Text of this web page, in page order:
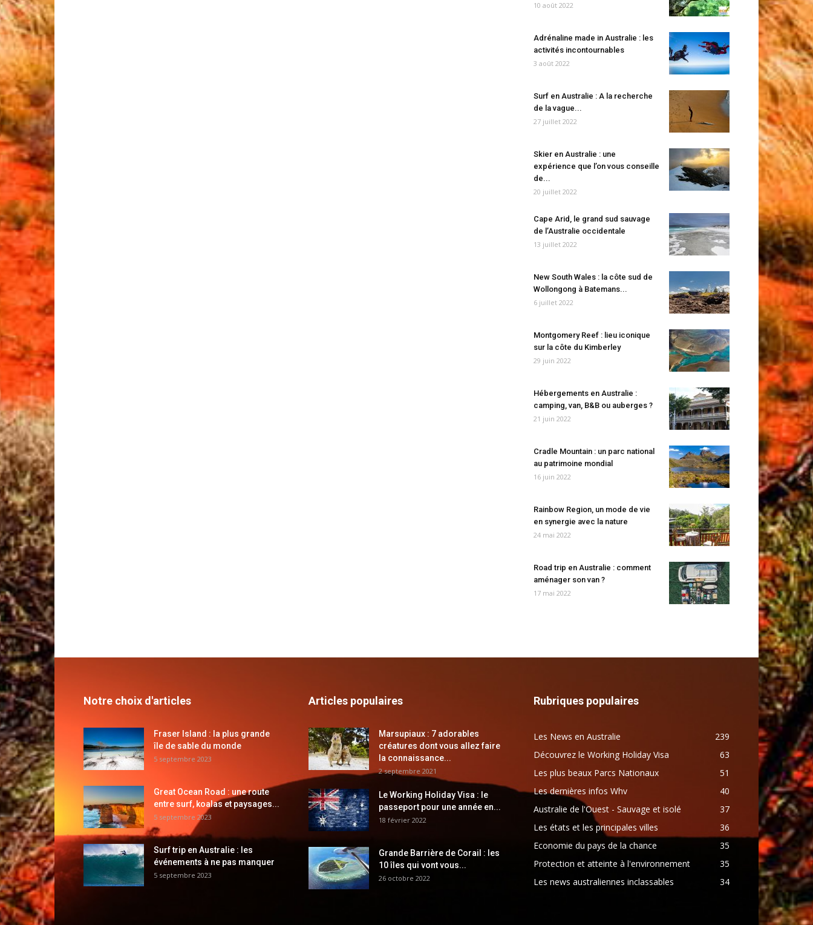
10 août 2022
Adrénaline made in Australie : les
activités incontournables
3 août 2022
Surf en Australie : A la recherche
de la vague...
27 juillet 2022
Skier en Australie : une
expérience que l’on vous conseille
de...
20 juillet 2022
Cape Arid, le grand sud sauvage
de l’Australie occidentale
13 juillet 2022
New South Wales : la côte sud de
Wollongong à Batemans...
6 juillet 2022
Montgomery Reef : lieu iconique
sur la côte du Kimberley
29 juin 2022
Hébergements en Australie :
camping, van, B&B ou auberges ?
21 juin 2022
Cradle Mountain : un parc national
au patrimoine mondial
16 juin 2022
Rainbow Region, un mode de vie
en synergie avec la nature
24 mai 2022
Road trip en Australie : comment
aménager son van ?
17 mai 2022
Notre choix d'articles
Fraser Island : la plus grande
île de sable du monde
5 septembre 2023
Great Ocean Road : une route
entre surf, koalas et paysages...
5 septembre 2023
Surf trip en Australie : les
événements à ne pas manquer
5 septembre 2023
Articles populaires
Marsupiaux : 7 adorables
créatures dont vous allez faire
la connaissance...
2 septembre 2021
Le Working Holiday Visa : le
passeport pour une année en...
18 février 2022
Grande Barrière de Corail : les
10 îles qui vont vous...
26 octobre 2022
Rubriques populaires
Les News en Australie
239
Découvrez le Working Holiday Visa
63
Les plus beaux Parcs Nationaux
51
Les dernières infos Whv
40
Australie de l'Ouest - Sauvage et isolé
37
Les états et les principales villes
36
Economie du pays de la chance
35
Protection et atteinte à l'environnement
35
Les news australiennes inclassables
34